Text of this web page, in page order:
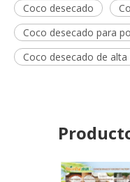
Coco desecado
Coco desecado para
Coco desecado de alta